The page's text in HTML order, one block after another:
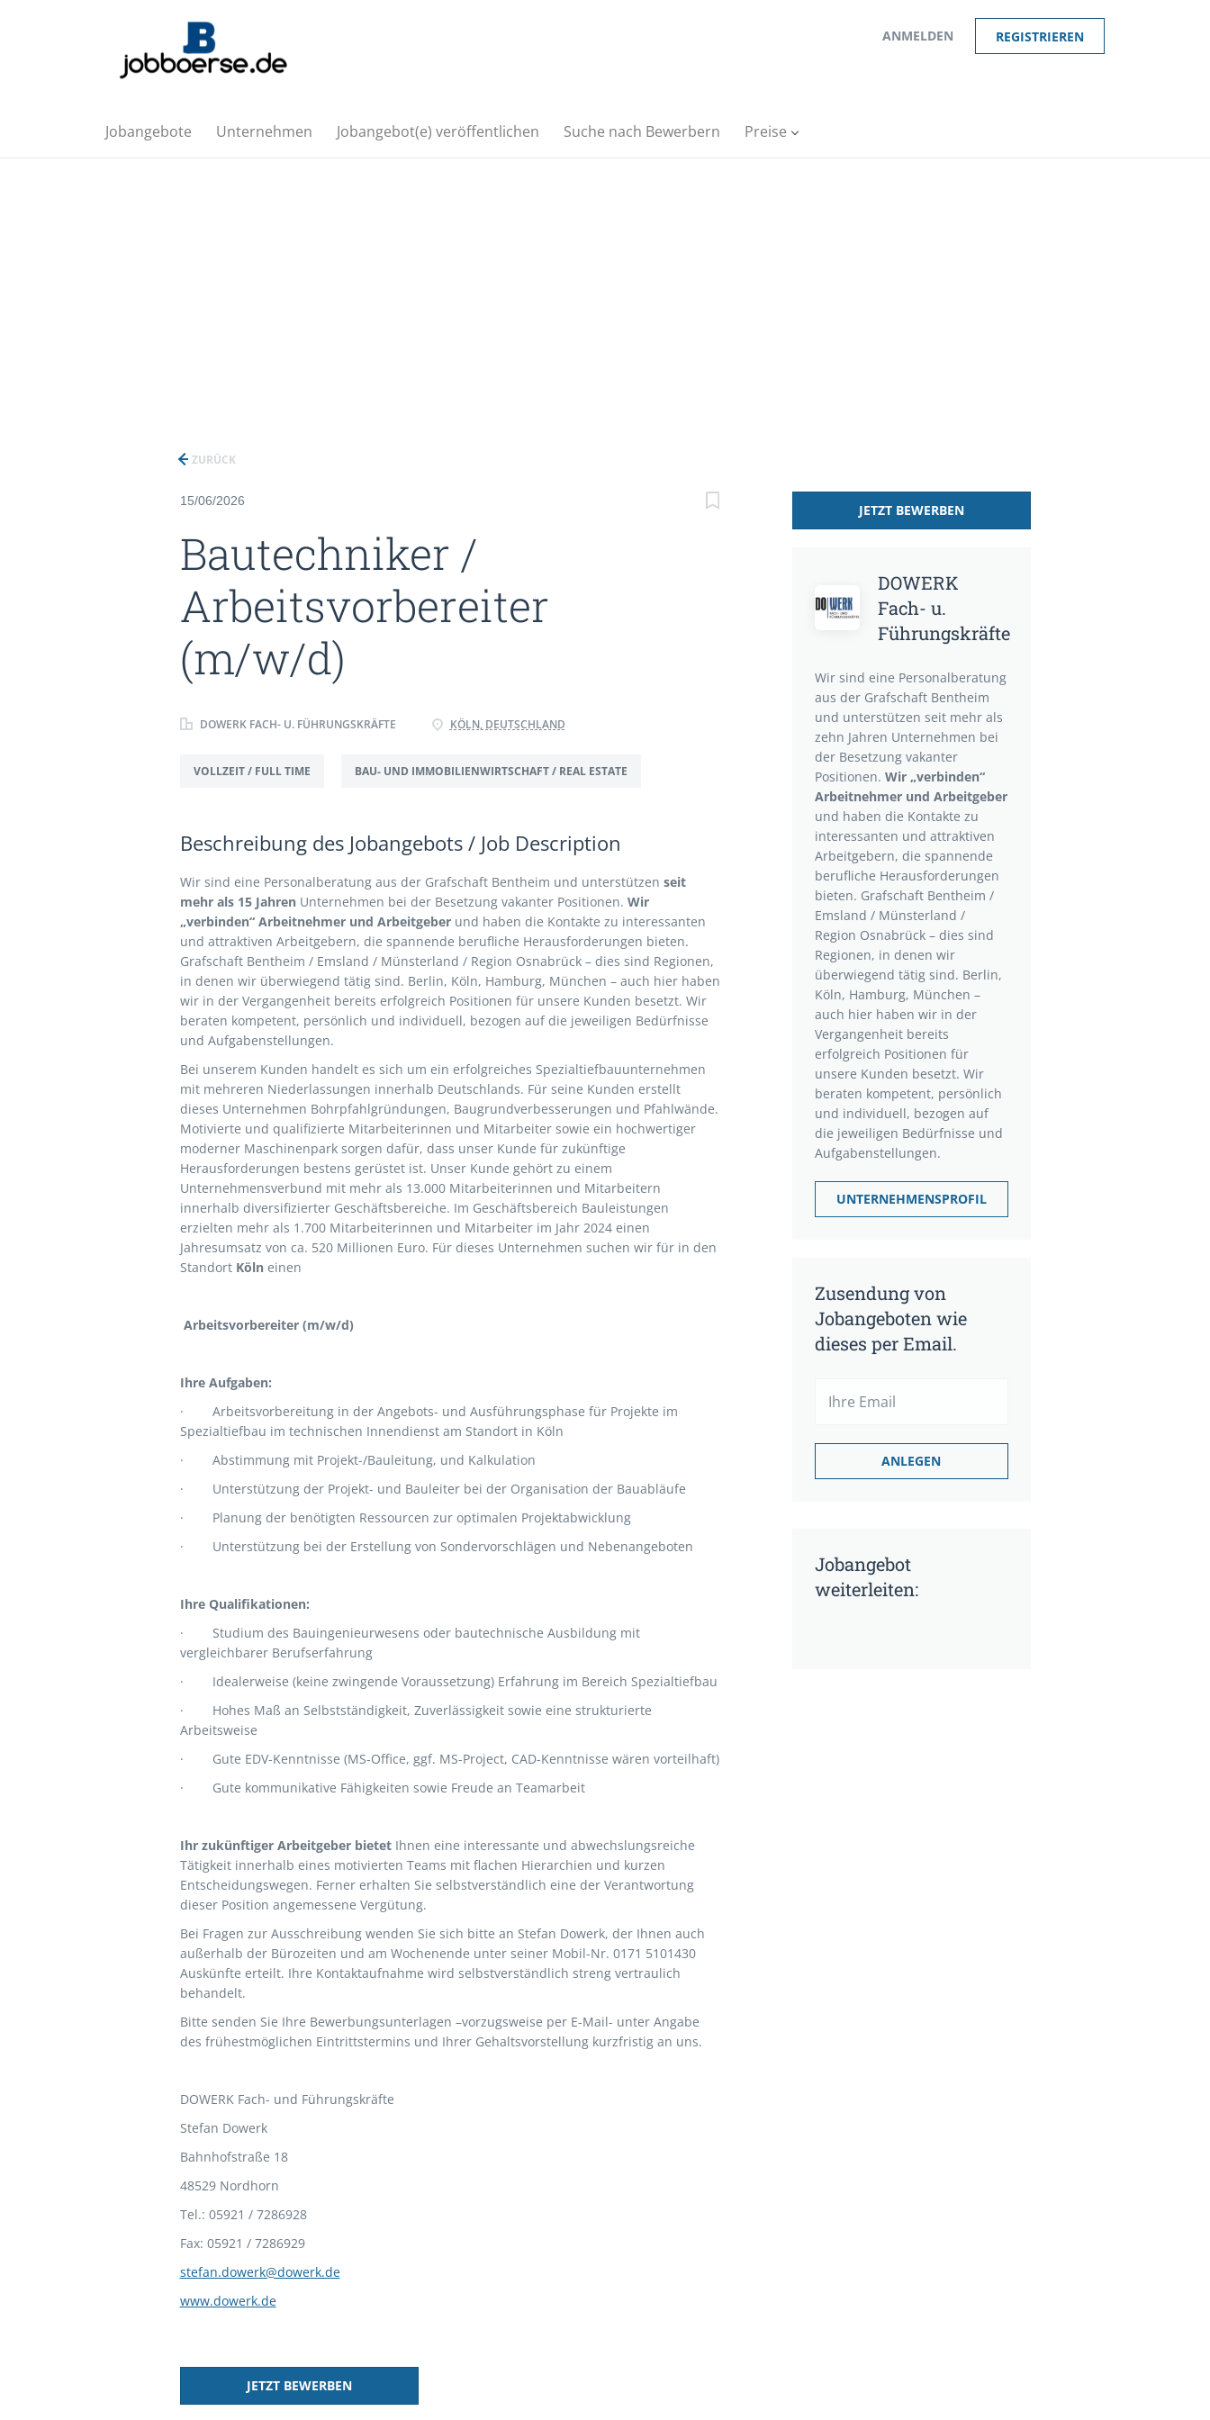
ANMELDEN REGISTRIEREN
Jobangebote Unternehmen Jobangebot(e) veröffentlichen Suche nach Bewerbern Preise
ZURÜCK
15/06/2026
Bautechniker /
Arbeitsvorbereiter
(m/w/d)
DOWERK FACH- U. FÜHRUNGSKRÄFTE KÖLN, DEUTSCHLAND
VOLLZEIT / FULL TIME BAU- UND IMMOBILIENWIRTSCHAFT / REAL ESTATE
Beschreibung des Jobangebots / Job Description
Wir sind eine Personalberatung aus der Grafschaft Bentheim und unterstützen seit
mehr als 15 JahrenUnternehmen bei der Besetzung vakanter Positionen. Wir
„verbinden“ Arbeitnehmer und Arbeitgeberund haben die Kontakte zu interessanten
und attraktiven Arbeitgebern, die spannende berufliche Herausforderungen bieten.
Grafschaft Bentheim / Emsland / Münsterland / Region Osnabrück – dies sind Regionen,
in denen wir überwiegend tätig sind. Berlin, Köln, Hamburg, München – auch hier haben
wir in der Vergangenheit bereits erfolgreich Positionen für unsere Kunden besetzt. Wir
beraten kompetent, persönlich und individuell, bezogen auf die jeweiligen Bedürfnisse
und Aufgabenstellungen.
Bei unserem Kunden handelt es sich um ein erfolgreiches Spezialtiefbauunternehmen
mit mehreren Niederlassungen innerhalb Deutschlands. Für seine Kunden erstellt
dieses Unternehmen Bohrpfahlgründungen, Baugrundverbesserungen und Pfahlwände.
Motivierte und qualifizierte Mitarbeiterinnen und Mitarbeiter sowie ein hochwertiger
moderner Maschinenpark sorgen dafür, dass unser Kunde für zukünftige
Herausforderungen bestens gerüstet ist. Unser Kunde gehört zu einem
Unternehmensverbund mit mehr als 13.000 Mitarbeiterinnen und Mitarbeitern
innerhalb diversifizierter Geschäftsbereiche. Im Geschäftsbereich Bauleistungen
erzielten mehr als 1.700 Mitarbeiterinnen und Mitarbeiter im Jahr 2024 einen
Jahresumsatz von ca. 520 Millionen Euro. Für dieses Unternehmen suchen wir für in den
Standort Köln einen
Arbeitsvorbereiter (m/w/d)
Ihre Aufgaben:
· Arbeitsvorbereitung in der Angebots- und Ausführungsphase für Projekte im
Spezialtiefbau im technischen Innendienst am Standort in Köln
· Abstimmung mit Projekt-/Bauleitung, und Kalkulation
· Unterstützung der Projekt- und Bauleiter bei der Organisation der Bauabläufe
· Planung der benötigten Ressourcen zur optimalen Projektabwicklung
· Unterstützung bei der Erstellung von Sondervorschlägen und Nebenangeboten
Ihre Qualifikationen:
· Studium des Bauingenieurwesens oder bautechnische Ausbildung mit
vergleichbarer Berufserfahrung
· Idealerweise (keine zwingende Voraussetzung) Erfahrung im Bereich Spezialtiefbau
· Hohes Maß an Selbstständigkeit, Zuverlässigkeit sowie eine strukturierte
Arbeitsweise
· Gute EDV-Kenntnisse (MS-Office, ggf. MS-Project, CAD-Kenntnisse wären vorteilhaft)
· Gute kommunikative Fähigkeiten sowie Freude an Teamarbeit
Ihr zukünftiger Arbeitgeber bietet Ihnen eine interessante und abwechslungsreiche
Tätigkeit innerhalb eines motivierten Teams mit flachen Hierarchien und kurzen
Entscheidungswegen. Ferner erhalten Sie selbstverständlich eine der Verantwortung
dieser Position angemessene Vergütung.
Bei Fragen zur Ausschreibung wenden Sie sich bitte an Stefan Dowerk, der Ihnen auch
außerhalb der Bürozeiten und am Wochenende unter seiner Mobil-Nr. 0171 5101430
Auskünfte erteilt. Ihre Kontaktaufnahme wird selbstverständlich streng vertraulich
behandelt.
Bitte senden Sie Ihre Bewerbungsunterlagen –vorzugsweise per E-Mail- unter Angabe
des frühestmöglichen Eintrittstermins und Ihrer Gehaltsvorstellung kurzfristig an uns.
DOWERK Fach- und Führungskräfte
Stefan Dowerk
Bahnhofstraße 18
48529 Nordhorn
Tel.: 05921 / 7286928
Fax: 05921 / 7286929
stefan.dowerk@dowerk.de
www.dowerk.de
JETZT BEWERBEN
JETZT BEWERBEN
DOWERK
Fach- u.
Führungskräfte
Wir sind eine Personalberatung
aus der Grafschaft Bentheim
und unterstützen seit mehr als
zehn Jahren Unternehmen bei
der Besetzung vakanter
Positionen. Wir „verbinden“
Arbeitnehmer und Arbeitgeber
und haben die Kontakte zu
interessanten und attraktiven
Arbeitgebern, die spannende
berufliche Herausforderungen
bieten. Grafschaft Bentheim /
Emsland / Münsterland /
Region Osnabrück – dies sind
Regionen, in denen wir
überwiegend tätig sind. Berlin,
Köln, Hamburg, München –
auch hier haben wir in der
Vergangenheit bereits
erfolgreich Positionen für
unsere Kunden besetzt. Wir
beraten kompetent, persönlich
und individuell, bezogen auf
die jeweiligen Bedürfnisse und
Aufgabenstellungen.
UNTERNEHMENSPROFIL
Zusendung von
Jobangeboten wie
dieses per Email.
Jobangebot
weiterleiten: